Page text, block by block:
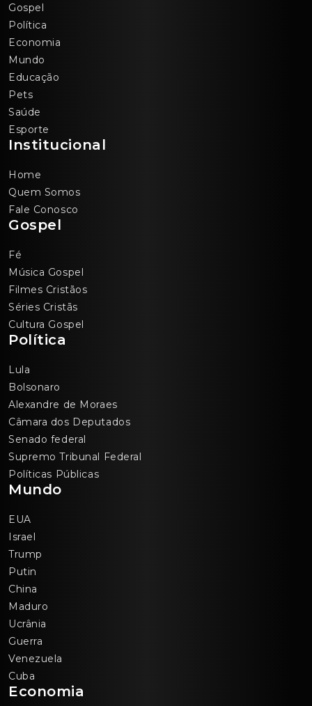
Gospel
Política
Economia
Mundo
Educação
Pets
Saúde
Esporte
Institucional
Home
Quem Somos
Fale Conosco
Gospel
Fé
Música Gospel
Filmes Cristãos
Séries Cristãs
Cultura Gospel
Política
Lula
Bolsonaro
Alexandre de Moraes
Câmara dos Deputados
Senado federal
Supremo Tribunal Federal
Políticas Públicas
Mundo
EUA
Israel
Trump
Putin
China
Maduro
Ucrânia
Guerra
Venezuela
Cuba
Economia